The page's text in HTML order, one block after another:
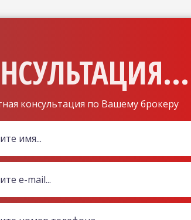
консультация по Вашему брокеру